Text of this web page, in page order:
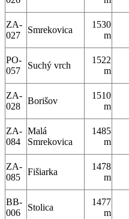
ZA-
027
Smrekovica
1530
m
PO-
057
Suchý vrch
1522
m
ZA-
028
Borišov
1510
m
ZA-
084
Malá
Smrekovica
1485
m
ZA-
085
Fišiarka
1478
m
BB-
006
Stolica
1477
m